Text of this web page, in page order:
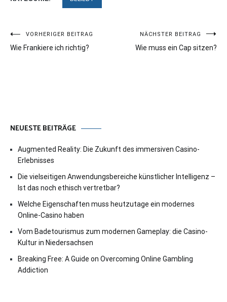
Beitragsnavigation
VORHERIGER BEITRAG
Wie Frankiere ich richtig?
NÄCHSTER BEITRAG
Wie muss ein Cap sitzen?
NEUESTE BEITRÄGE
Augmented Reality: Die Zukunft des immersiven Casino-
Erlebnisses
Die vielseitigen Anwendungsbereiche künstlicher Intelligenz –
Ist das noch ethisch vertretbar?
Welche Eigenschaften muss heutzutage ein modernes
Online-Casino haben
Vom Badetourismus zum modernen Gameplay: die Casino-
Kultur in Niedersachsen
Breaking Free: A Guide on Overcoming Online Gambling
Addiction